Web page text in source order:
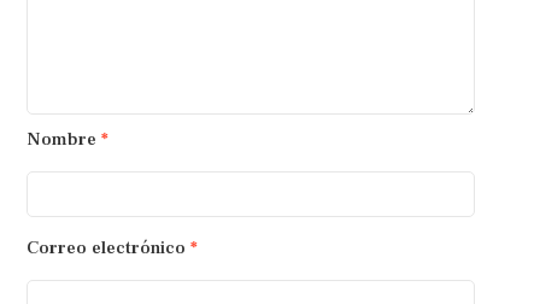
Nombre *
Correo electrónico *